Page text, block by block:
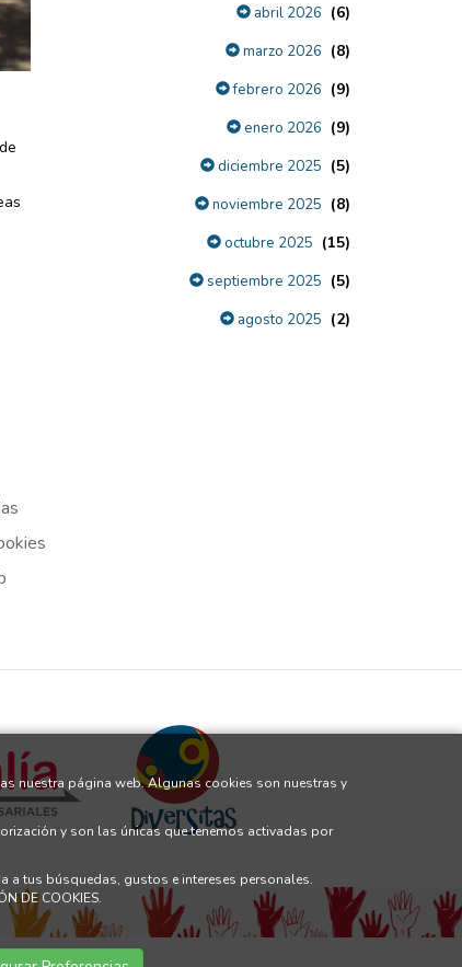
abril 2026 (6)
marzo 2026 (8)
febrero 2026 (9)
enero 2026 (9)
diciembre 2025 (5)
noviembre 2025 (8)
octubre 2025 (15)
septiembre 2025 (5)
agosto 2025 (2)
nuestra página web. Algunas cookies son nuestras y
y son las únicas que tenemos activadas por
a tus búsquedas, gustos e intereses personales.
DE COOKIES.